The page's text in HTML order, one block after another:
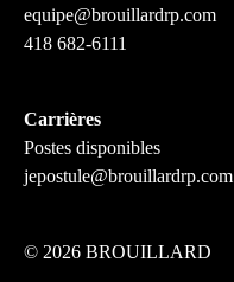
© 2026 BROUILLARD
equipe@brouillardrp.com
418 682-6111
Carrières
Postes disponibles
jepostule@brouillardrp.com